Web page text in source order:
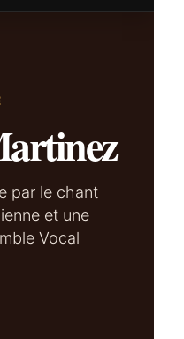
par le chant
et une
Vocal